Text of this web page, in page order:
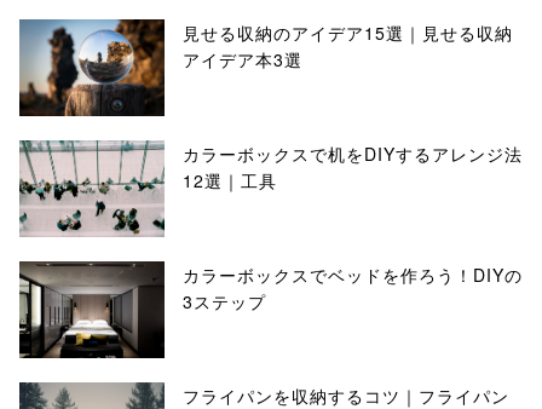
見せる収納のアイデア15選｜見せる収納
アイデア本3選
カラーボックスで机をDIYするアレンジ法
12選｜工具
カラーボックスでベッドを作ろう！DIYの
3ステップ
フライパンを収納するコツ｜フライパン